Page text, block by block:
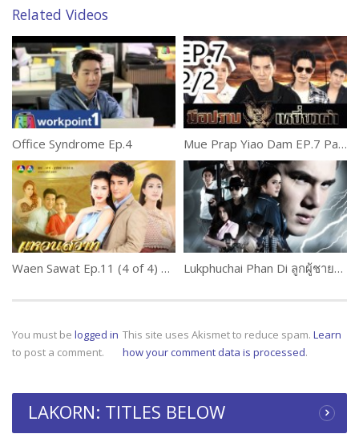
Related Videos
Office Syndrome Ep.4 Mue Prap Yiao Dam EP.7 Part 2
Waen Sawat Ep.11 (4 of 4) แหวนสวาท Lukphuchai Phan Di ลูกผู้ชายพันธุ์ดี Ep.2 1 of 2
You must be logged in
to post a comment.
This site uses Akismet to reduce spam. Learn
how your comment data is processed.
LAKORN: TITLES BELOW